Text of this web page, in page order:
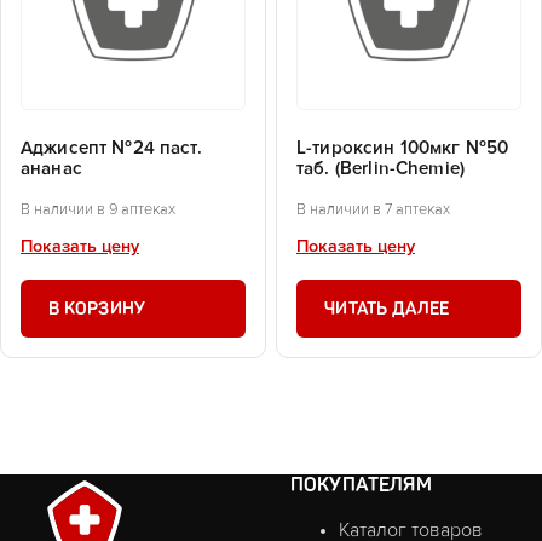
Аджисепт №24 паст.
ананас
В наличии в 9 аптеках
Показать цену
В КОРЗИНУ
L-тироксин 100мкг №50
таб. (Berlin-Chemie)
В наличии в 7 аптеках
Показать цену
ЧИТАТЬ ДАЛЕЕ
ПОКУПАТЕЛЯМ
Каталог товаров